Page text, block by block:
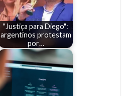
"Justiça para Diego":
argentinos protestam
por…